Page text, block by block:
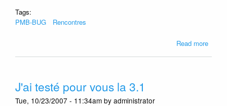
Tags:
PMB-BUG
Rencontres
Read more
J'ai testé pour vous la 3.1
Tue, 10/23/2007 - 11:34am by administrator